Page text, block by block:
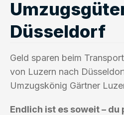
Düsseldorf
Geld sparen beim
von Luzern nach
Umzugskönig Gärtner
Endlich ist es soweit – du